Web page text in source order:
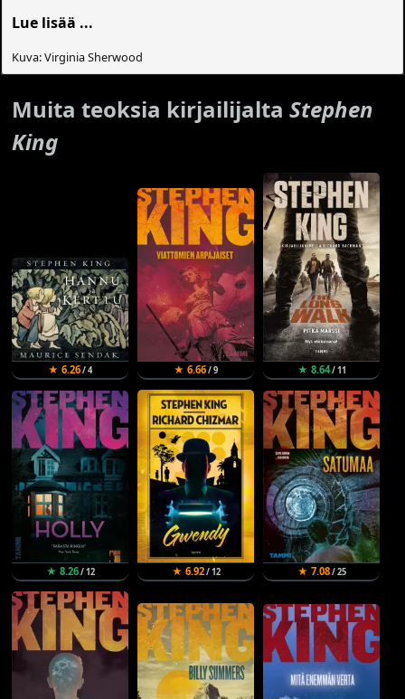
Lue lisää ...
Kuva: Virginia Sherwood
Muita teoksia kirjailijaltaStephen
King
★ 6.26/ 4 ★ 6.66/ 9 ★ 8.64/ 11
★ 8.26/ 12 ★ 6.92/ 12 ★ 7.08/ 25